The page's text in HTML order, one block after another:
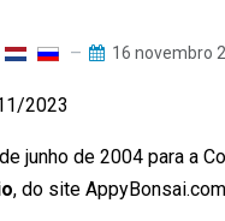
16 novembro
2023
de 2004 para a
, do site